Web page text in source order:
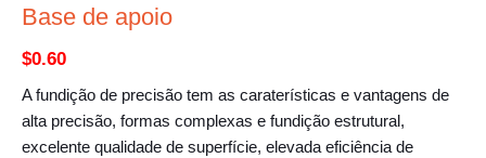
Base de apoio
$0.60
A fundição de precisão tem as caraterísticas e vantagens de
alta precisão, formas complexas e fundição estrutural,
excelente qualidade de superfície, elevada eficiência de